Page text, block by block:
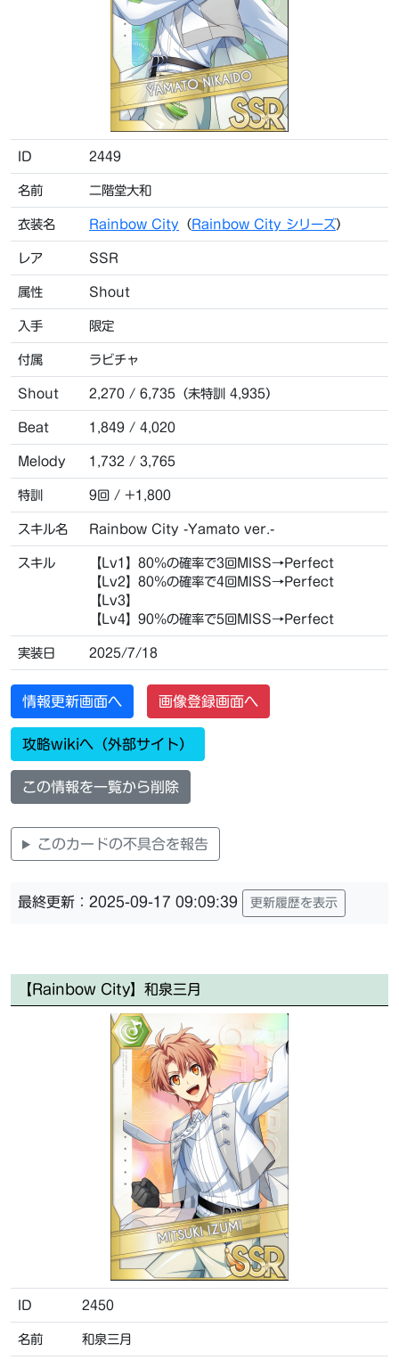
ID 2449
名前 二階堂大和
衣装名 Rainbow City （Rainbow City シリーズ）
レア SSR
属性 Shout
入手 限定
付属 ラビチャ
Shout 2,270 / 6,735（未特訓 4,935）
Beat 1,849 / 4,020
Melody 1,732 / 3,765
特訓 9回 / +1,800
スキル名 Rainbow City -Yamato ver.-
スキル
【Lv1】80％の確率で3回MISS→Perfect
【Lv2】80％の確率で4回MISS→Perfect
【Lv3】
【Lv4】90％の確率で5回MISS→Perfect
実装日 2025/7/18
情報更新画面へ 画像登録画面へ
攻略wikiへ（外部サイト）
この情報を一覧から削除
このカードの不具合を報告
最終更新：2025-09-17 09:09:39 更新履歴を表示
【Rainbow City】和泉三月
ID 2450
名前 和泉三月